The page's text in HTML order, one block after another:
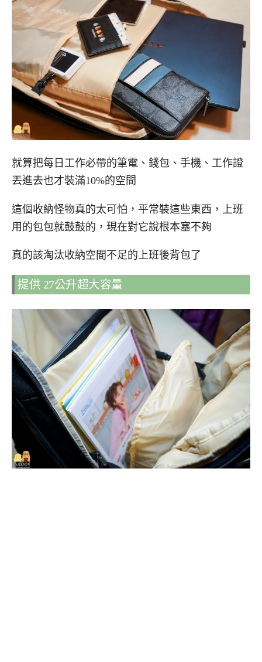
就算把每日工作必帶的筆電、錢包、手機、工作證
丟進去也才裝滿10%的空間
這個收納怪物真的太可怕，平常裝這些東西，上班
用的包包就鼓鼓的，現在對它說根本塞不夠
真的該淘汰收納空間不足的上班後背包了
提供 27公升超大容量